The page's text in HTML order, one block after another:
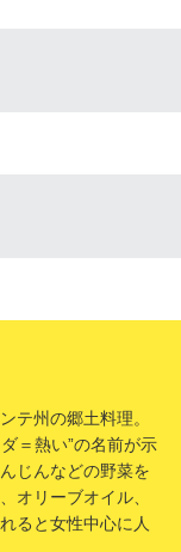
テ州の郷土料理。
＝熱い”の名前が示
じんなどの野菜を
オリーブオイル、
ると女性中心に人